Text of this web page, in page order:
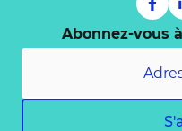
Abonnez-vous